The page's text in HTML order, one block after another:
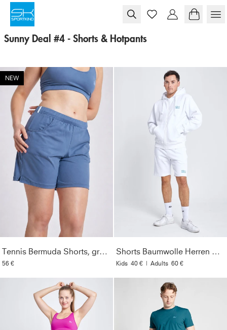
Sunny Deal #4 - Shorts & Hotpants
NEW
Tennis Bermuda Shorts, grau blau
56 €
Shorts Baumwolle Herren & Jungen, weiß
Kids 40 € | Adults 60 €